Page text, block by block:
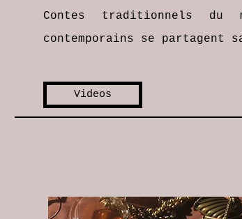
Contes traditionnels du
contemporains se partagent
Videos